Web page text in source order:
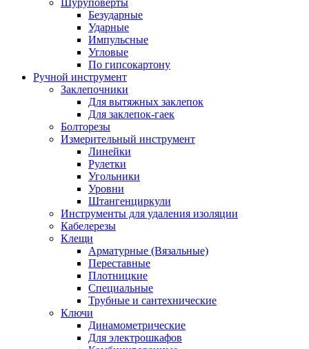
Шуруповерты
Безударные
Ударные
Импульсные
Угловые
По гипсокартону
Ручной инструмент
Заклепочники
Для вытяжных заклепок
Для заклепок-гаек
Болторезы
Измерительный инструмент
Линейки
Рулетки
Угольники
Уровни
Штангенциркули
Инструменты для удаления изоляции
Кабелерезы
Клещи
Арматурные (Вязальные)
Переставные
Плотницкие
Специальные
Трубные и сантехнические
Ключи
Динамометрические
Для электрошкафов